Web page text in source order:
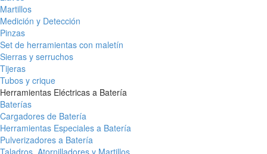
Martillos
Medición y Detección
Pinzas
Set de herramientas con maletín
Sierras y serruchos
Tijeras
Tubos y crique
Herramientas Eléctricas a Batería
Baterías
Cargadores de Batería
Herramientas Especiales a Batería
Pulverizadores a Batería
Taladros, Atornilladores y Martillos